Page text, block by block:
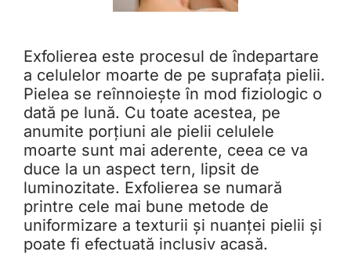
Exfolierea este procesul de îndepartare
a celulelor moarte de pe suprafața pielii.
Pielea se reînnoiește în mod fiziologic o
dată pe lună. Cu toate acestea, pe
anumite porțiuni ale pielii celulele
moarte sunt mai aderente, ceea ce va
duce la un aspect tern, lipsit de
luminozitate. Exfolierea se numară
printre cele mai bune metode de
uniformizare a texturii și nuanței pielii și
poate fi efectuată inclusiv acasă.